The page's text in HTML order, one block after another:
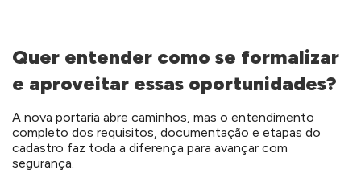
Quer entender como se formalizar
e aproveitar essas oportunidades?
A nova portaria abre caminhos, mas o entendimento
completo dos requisitos, documentação e etapas do
cadastro faz toda a diferença para avançar com
segurança.